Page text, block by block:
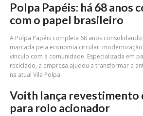
Polpa Papéis: há 68 anos
com o papel brasileiro
A Polpa Papéis completa 68 anos
marcada pela economia circular,
vínculo com a comunidade. Especializada em
reciclado, a empresa ajudou a transformar a
na atual Vila Polpa.
Voith lança revestimento
para rolo acionador